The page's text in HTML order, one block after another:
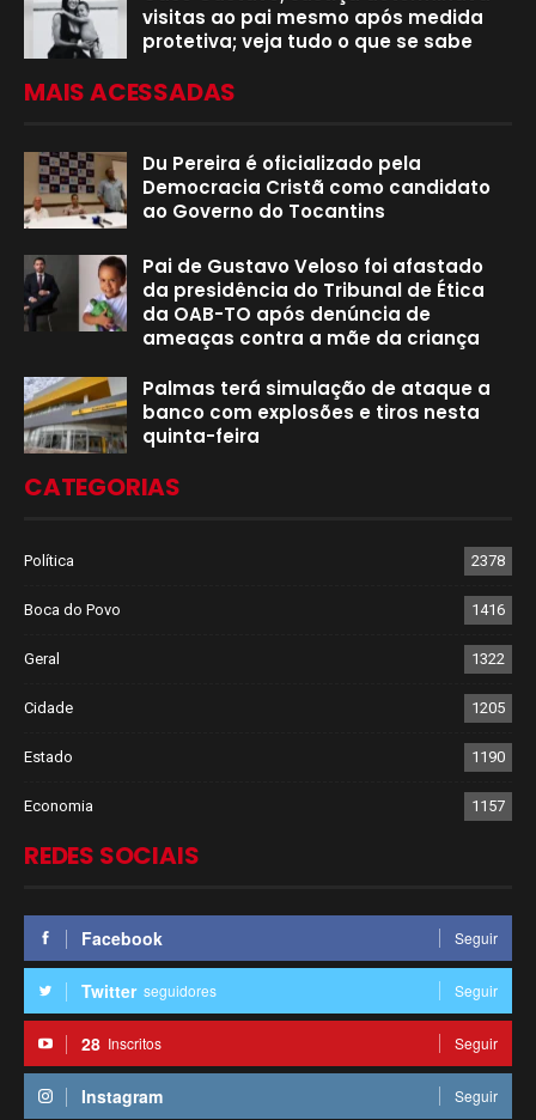
visitas ao pai mesmo após medida
protetiva; veja tudo o que se sabe
MAIS ACESSADAS
Du Pereira é oficializado pela
Democracia Cristã como candidato
ao Governo do Tocantins
Pai de Gustavo Veloso foi afastado
da presidência do Tribunal de Ética
da OAB-TO após denúncia de
ameaças contra a mãe da criança
Palmas terá simulação de ataque a
banco com explosões e tiros nesta
quinta-feira
CATEGORIAS
Política 2378
Boca do Povo 1416
Geral 1322
Cidade 1205
Estado 1190
Economia 1157
REDES SOCIAIS
Facebook Seguir
Twitter seguidores Seguir
28 Inscritos Seguir
Instagram Seguir